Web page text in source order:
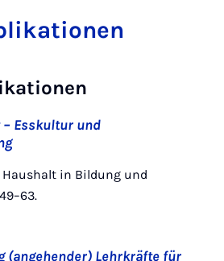
Esskultur und
Haushalt in Bildung und
(angehender) Lehrkräfte für